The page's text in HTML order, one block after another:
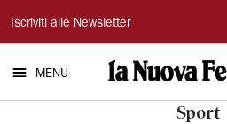
La
Nuova
Ferrara
Iscriviti alle Newsletter
MENU
Sport